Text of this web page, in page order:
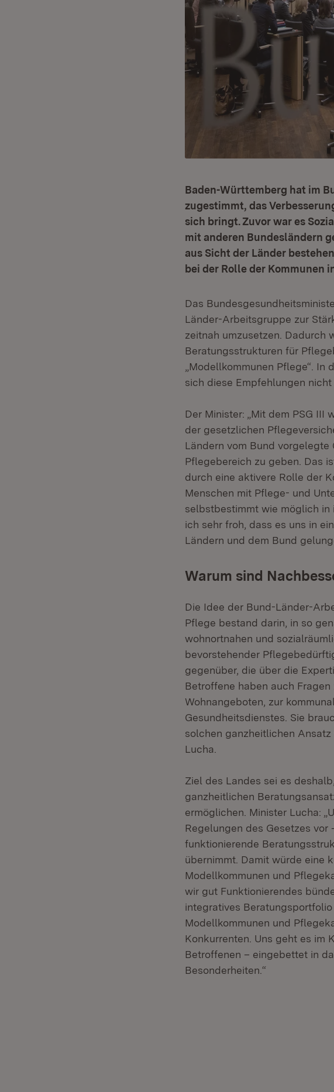
Baden-Württemberg hat im
zugestimmt, das
sich bringt. Zuvor war es
mit anderen Bundesländern
aus Sicht der Länder
bei der Rolle der Kommunen
Das
Länder-Arbeitsgruppe zur
zeitnah umzusetzen. Dadurch
Beratungsstrukturen für
„Modellkommunen Pflege“.
sich diese Empfehlungen
Der Minister: „Mit dem PSG
der gesetzlichen
Ländern vom Bund vorgelegte
Pflegebereich zu geben. Das
durch eine aktivere Rolle der
Menschen mit Pflege- und
selbstbestimmt wie möglich in
ich sehr froh, dass es uns in
Ländern und dem Bund
Warum sind
Die Idee der Bund-Länder-
Pflege bestand darin, in so
wohnortnahen und
bevorstehender
gegenüber, die über die
Betroffene haben auch
Wohnangeboten, zur
Gesundheitsdienstes. Sie
solchen ganzheitlichen
Lucha.
Ziel des Landes sei es
ganzheitlichen
ermöglichen. Minister Lucha:
Regelungen des Gesetzes
funktionierende
übernimmt. Damit würde eine
Modellkommunen und
wir gut Funktionierendes
integratives
Modellkommunen und
Konkurrenten. Uns geht es im
Betroffenen – eingebettet in
Besonderheiten.“